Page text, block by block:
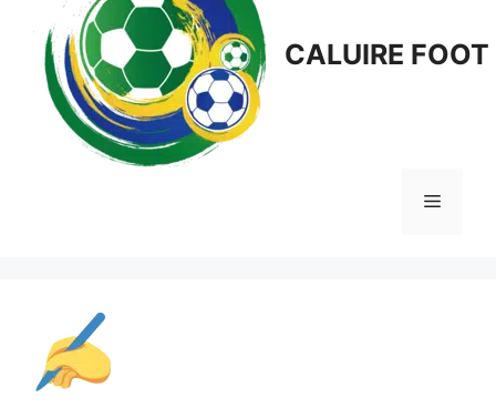
CALUIRE FOOT
Menu